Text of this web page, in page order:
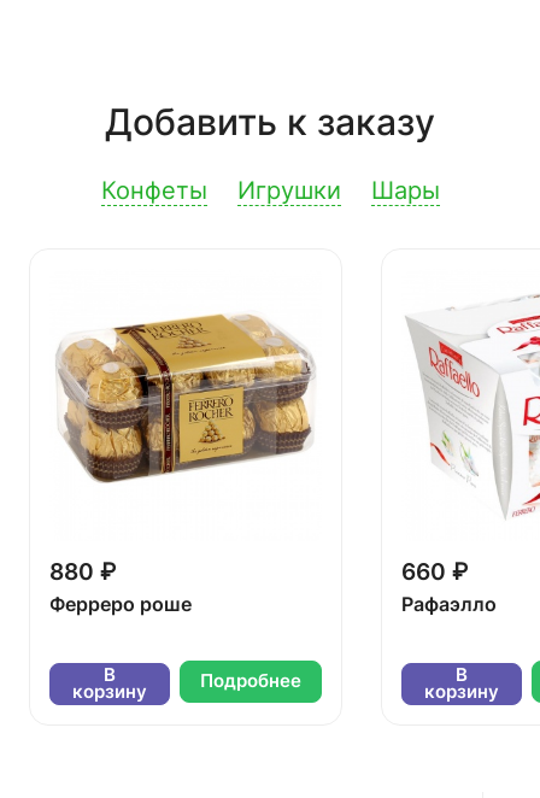
Добавить к заказу
Конфеты Игрушки Шары
880 ₽
Ферреро роше
В
корзину Подробнее
660 ₽
Рафаэлло
В
корзину